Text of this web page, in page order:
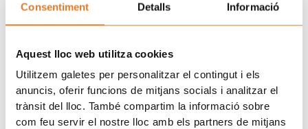
Consentiment Detalls Informació
Aquest lloc web utilitza cookies
Utilitzem galetes per personalitzar el contingut i els
anuncis, oferir funcions de mitjans socials i analitzar el
trànsit del lloc. També compartim la informació sobre
com feu servir el nostre lloc amb els partners de mitjans
Política de Privacitat.
SUBSCRIURE'S